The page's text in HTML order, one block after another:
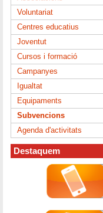
Voluntariat
Centres educatius
Joventut
Cursos i formació
Campanyes
Igualtat
Equipaments
Subvencions
Agenda d'activitats
Destaquem